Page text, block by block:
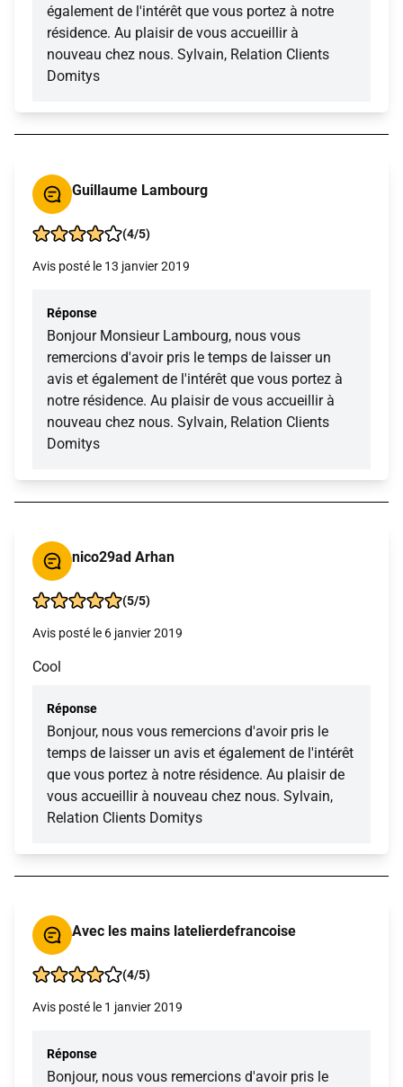
également de l'intérêt que vous portez à notre
résidence. Au plaisir de vous accueillir à
nouveau chez nous. Sylvain, Relation Clients
Domitys
Guillaume Lambourg
(4/5)
Avis posté le 13 janvier 2019
Réponse
Bonjour Monsieur Lambourg, nous vous
remercions d'avoir pris le temps de laisser un
avis et également de l'intérêt que vous portez à
notre résidence. Au plaisir de vous accueillir à
nouveau chez nous. Sylvain, Relation Clients
Domitys
nico29ad Arhan
(5/5)
Avis posté le 6 janvier 2019
Cool
Réponse
Bonjour, nous vous remercions d'avoir pris le
temps de laisser un avis et également de l'intérêt
que vous portez à notre résidence. Au plaisir de
vous accueillir à nouveau chez nous. Sylvain,
Relation Clients Domitys
Avec les mains latelierdefrancoise
(4/5)
Avis posté le 1 janvier 2019
Réponse
Bonjour, nous vous remercions d'avoir pris le